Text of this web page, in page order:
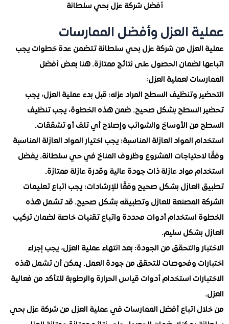
أفضل شركة عزل بحي سلطانة
العزل وأفضل الممارسات
العزل من شركة عزل بحي سلطانة تتضمن عدة خطوات يجب
لضمان الحصول على نتائج ممتازة. هنا بعض أفضل
لعملية العزل:
وتنظيف السطح المراد عزله: قبل بدء عملية العزل، يجب
السطح بشكل صحيح. ضمن هذه الخطوة، يجب تنظيف
من الأوساخ والشوائب وإصلاح أي تلف أو تشققات.
المواد العازلة المناسبة: يجب اختيار المواد العازلة المناسبة
المشروع وظروف المناخ في حي سلطانة. يفضل
مواد عازلة ذات جودة عالية وقدرة عازلة ممتازة.
بشكل صحيح وفقًا للإرشادات: يجب اتباع تعليمات
المصنعة للعازل وتطبيقه بشكل صحيح. قد تشمل هذه
استخدام أدوات محددة واتباع تقنيات خاصة لضمان تركيب
بشكل سليم.
والتحقق من الجودة: بعد انتهاء عملية العزل، يجب إجراء
وفحوصات للتحقق من جودة العمل. يمكن أن تشمل هذه
استخدام أدوات قياس الحرارة والرطوبة للتأكد من فعالية
اتباع أفضل الممارسات في عملية العزل من شركة عزل بحي